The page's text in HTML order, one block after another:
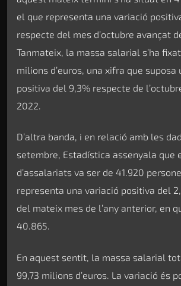
el que representa una variació
respecte del mes d’octubre avançat
Tanmateix, la massa salarial s’ha
milions d’euros, una xifra que suposa
positiva del 9,3% respecte de
2022.
D’altra banda, i en relació amb les
setembre, Estadística assenyala que
d’assalariats va ser de 41.920
representa una variació positiva del
del mateix mes de l’any anterior, en
40.865.
En aquest sentit, la massa salarial
99,73 milions d’euros. La variació és